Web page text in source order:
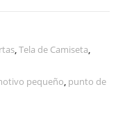
,Tela de Camiseta,
pequeño, punto de